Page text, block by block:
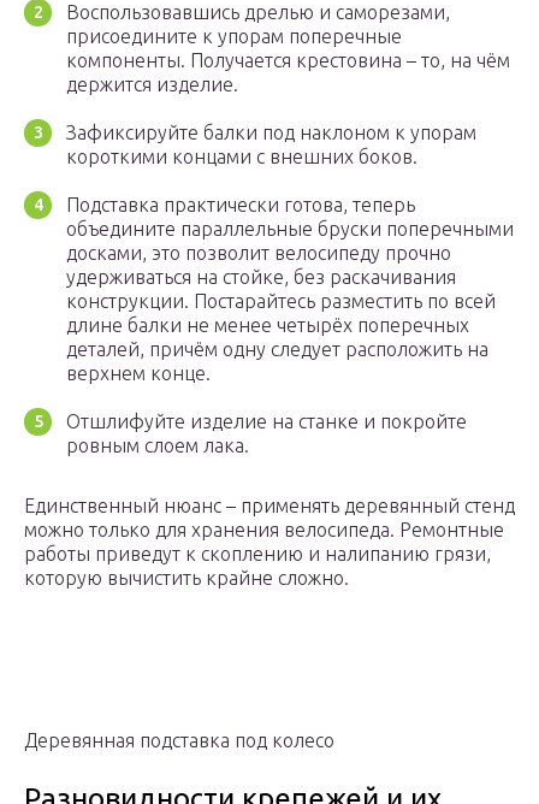
Воспользовавшись дрелью и саморезами,
присоедините к упорам поперечные
компоненты. Получается крестовина – то, на чём
держится изделие.
Зафиксируйте балки под наклоном к упорам
короткими концами с внешних боков.
Подставка практически готова, теперь
объедините параллельные бруски поперечными
досками, это позволит велосипеду прочно
удерживаться на стойке, без раскачивания
конструкции. Постарайтесь разместить по всей
длине балки не менее четырёх поперечных
деталей, причём одну следует расположить на
верхнем конце.
Отшлифуйте изделие на станке и покройте
ровным слоем лака.
Единственный нюанс – применять деревянный стенд
можно только для хранения велосипеда. Ремонтные
работы приведут к скоплению и налипанию грязи,
которую вычистить крайне сложно.
Деревянная подставка под колесо